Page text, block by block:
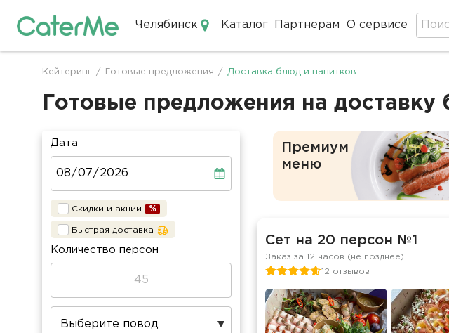
Челябинск Каталог Партнерам О сервисе
Строка
навигации
Кейтеринг / Готовые предложения / Доставка блюд и напитков
Готовые предложения на доставку
Дата
Скидки и акции
Быстрая доставка
Количество персон
Премиум
меню
Сет на 20 персон №1
Заказ за 12 часов (не позднее)
12 отзывов